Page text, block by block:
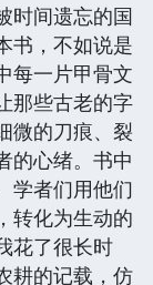
时间遗忘的国
书，不如说是
每一片甲骨文
那些古老的字
微的刀痕、裂
的心绪。书中
学者们用他们
转化为生动的
花了很长时
耕的记载，仿